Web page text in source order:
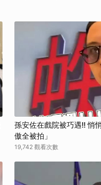
孫安佐在戲院被巧遇!! 悄
傲全被拍」
19,742 觀看次數